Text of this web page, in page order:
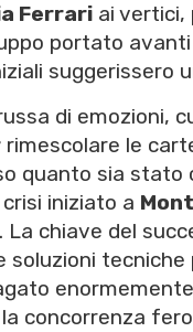
Ferrari ai vertici,
portato
suggerissero
di emozioni,
rimescolare le
quanto sia stato
iniziato a
. La chiave del
soluzioni
concorrenza